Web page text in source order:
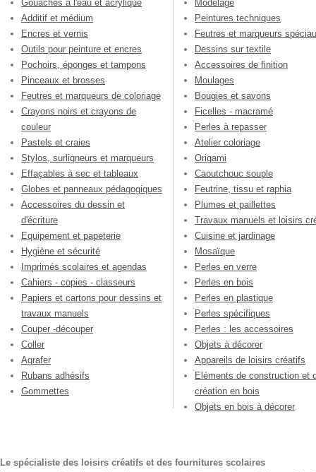
Gouaches à l'eau et acrylique
Additif et médium
Encres et vernis
Outils pour peinture et encres
Pochoirs, éponges et tampons
Pinceaux et brosses
Feutres et marqueurs de coloriage
Crayons noirs et crayons de
couleur
Pastels et craies
Stylos, surligneurs et marqueurs
Effaçables à sec et tableaux
Globes et panneaux pédagogiques
Accessoires du dessin et
d'écriture
Equipement et papeterie
Hygiène et sécurité
Imprimés scolaires et agendas
Cahiers - copies - classeurs
Papiers et cartons pour dessins et
travaux manuels
Couper -découper
Coller
Agrafer
Rubans adhésifs
Gommettes
Modelage
Peintures techniques
Feutres et marqueurs
Dessins sur textile
Accessoires de finition
Moulages
Bougies et savons
Ficelles - macramé
Perles à repasser
Atelier coloriage
Origami
Caoutchouc souple
Feutrine, tissu et raphia
Plumes et paillettes
Travaux manuels et loisirs
Cuisine et jardinage
Mosaïque
Perles en verre
Perles en bois
Perles en plastique
Perles spécifiques
Perles : les accessoires
Objets à décorer
Appareils de loisirs créatifs
Eléments de construction et
création en bois
Objets en bois à décorer
Le spécialiste des loisirs créatifs et des fournitures scolaires